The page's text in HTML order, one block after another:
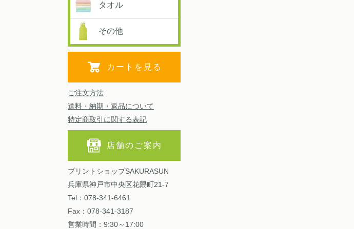
タオル
その他
カートを見る
ご注文方法
送料・納期・返品について
特定商取引に関する表記
店舗のご案内
プリントショップSAKURASUN
兵庫県神戸市中央区花隈町21-7
Tel：078-341-6461
Fax：078-341-3187
営業時間：9:30～17:00